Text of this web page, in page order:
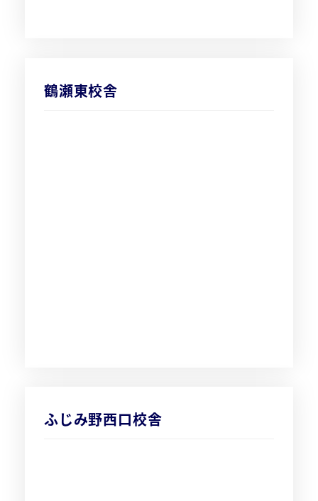
鶴瀬東校舎
ふじみ野西口校舎